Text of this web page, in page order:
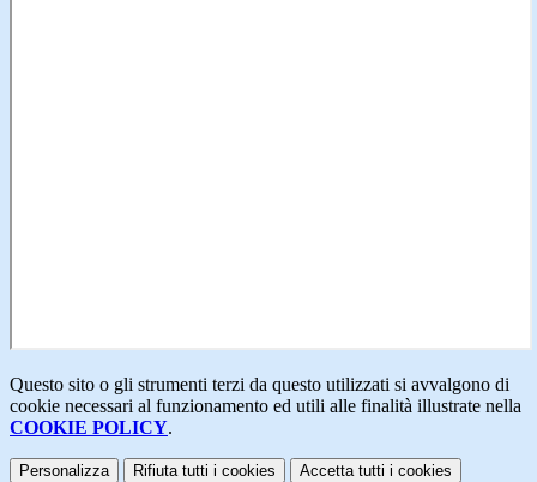
Questo sito o gli strumenti terzi da questo utilizzati si avvalgono di
cookie necessari al funzionamento ed utili alle finalità illustrate nella
COOKIE POLICY.
Personalizza Rifiuta tutti i cookies Accetta tutti i cookies